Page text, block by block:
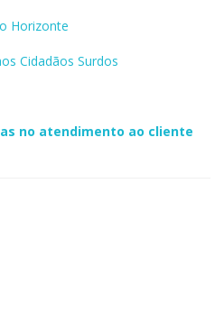
Horizonte
Cidadãos Surdos
no atendimento ao cliente